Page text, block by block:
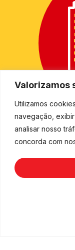
Valorizamos
Utilizamos
navegação,
analisar nosso
concorda com
+